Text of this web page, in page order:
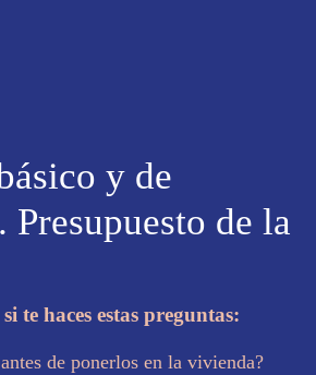
y de
Presupuesto de la
te haces estas preguntas:
de ponerlos en la vivienda?